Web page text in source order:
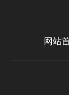
网站